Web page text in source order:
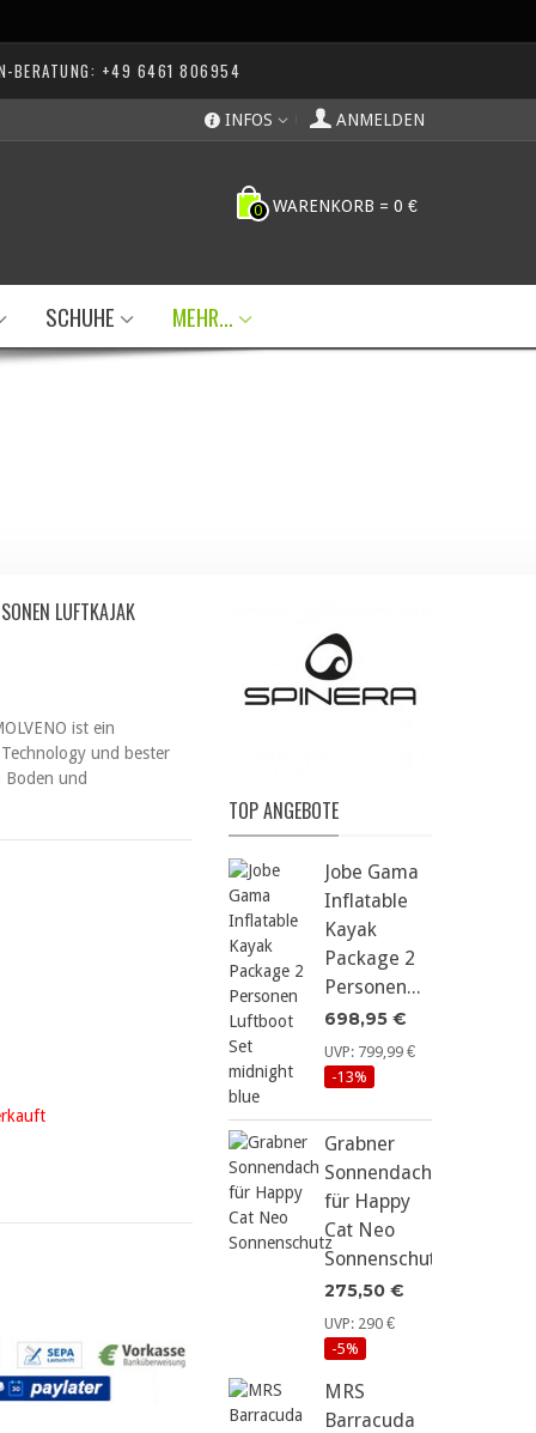
BERATUNG: +49 6461 806954
ANMELDEN
INFOS
0 WARENKORB = 0 €
SCHUHE MEHR...
LUFTKAJAK
ist ein
und bester
Boden und
TOP ANGEBOTE
Jobe Gama
Inflatable
Kayak
Package 2
Personen...
698,95 €
UVP: 799,99 €
-13%
Grabner
Sonnendach
für Happy
Cat Neo
Sonnenschutz
275,50 €
UVP: 290 €
-5%
MRS
Barracuda